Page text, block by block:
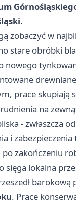
.
zobaczyć w
stare obróbki
prace skupiają
na
- zwłaszcza
i
zakończeniu
lokalna
. Prace